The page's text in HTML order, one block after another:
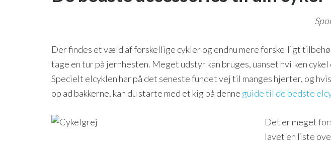
Der findes et væld af forskellige cykler og endnu mere forskelligt
tage en tur på jernhesten. Meget udstyr kan bruges, uanset hvilken
Specielt elcyklen har på det seneste fundet vej til manges hjerter, og
op ad bakkerne, kan du starte med et kig på denne guide til de bedste
Det er meget
lavet en liste